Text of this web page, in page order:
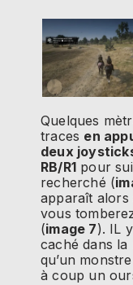
Quelques
traces en
deux
RB/R1 pour
recherché (
apparaît alors
vous
(image 7). IL
caché dans la
qu’un
à coup un